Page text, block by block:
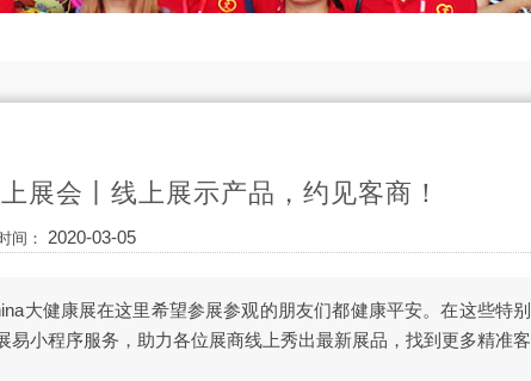
展会丨线上展示产品，约见客商！
间： 2020-03-05
大健康展在这里希望参展参观的朋友们都健康平安。在这些特别
小程序服务，助力各位展商线上秀出最新展品，找到更多精准客